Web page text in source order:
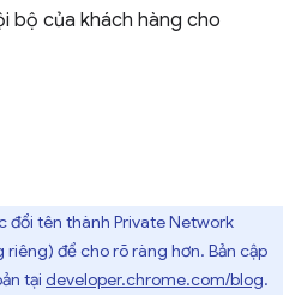
bộ của khách hàng cho
đổi tên thành Private Network
để cho rõ ràng hơn. Bản cập
tại developer.chrome.com/blog.